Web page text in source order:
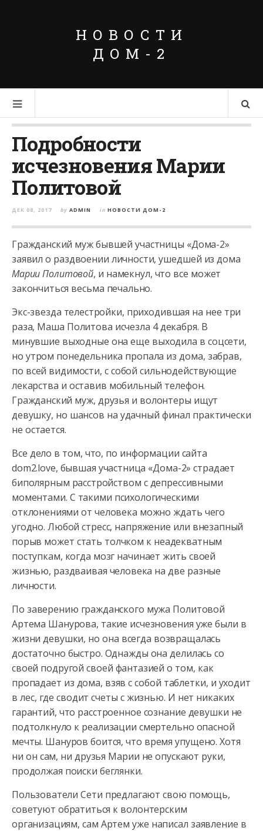
НОВОСТИ
ДОМ-2
Подробности
исчезновения Марии
Политовой
ДЕК 08, 2017 by ADMIN in НОВОСТИ ДОМ-2
Гражданский муж бывшей участницы «Дома-2»
заявил о раздвоении личности, ушедшей из дома
Марии Политовой, и намекнул, что все может
закончиться весьма печально.
Экс-звезда телестройки, приходившая на нее три
раза, Маша Политова исчезла 4 декабря. В
минувшие выходные она еще выходила в соцсети,
но утром понедельника пропала из дома, забрав,
по всей видимости, с собой сильнодействующие
лекарства и оставив мобильный телефон.
Гражданский муж, друзья и волонтеры ищут
девушку, но шансов на удачный финал практически
не остается.
Все дело в том, что, по информации сайта
dom2.love, бывшая участница «Дома-2» страдает
биполярным расстройством с депрессивными
моментами. С такими психологическими
отклонениями от человека можно ждать чего
угодно. Любой стресс, напряжение или внезапный
порыв может стать толчком к неадекватным
поступкам, когда мозг начинает жить своей
жизнью, раздваивая человека на две разные
личности.
По заверению гражданского мужа Политовой
Артема Шанурова, такие исчезновения уже были в
жизни девушки, но она всегда возвращалась
достаточно быстро. Однажды она делилась со
своей подругой своей фантазией о том, как
пропадает из дома, взяв с собой таблетки, и уходит
в лес, где сводит счеты с жизнью. И нет никаких
гарантий, что расстроенное сознание девушки не
подтолкнуло к реализации смертельно опасной
мечты. Шануров боится, что время упущено. Хотя
ни он сам, ни друзья Марии не опускают руки,
продолжая поиски беглянки.
Пользователи Сети предлагают свою помощь,
советуют обратиться к волонтерским
организациям, сам Артем уже написал заявление в